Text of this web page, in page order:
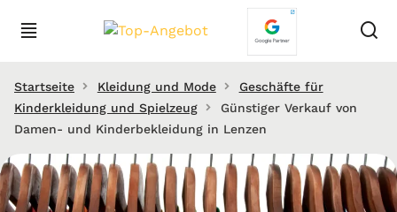
Startseite Kleidung und Mode
Geschäfte für
Kinderkleidung und Spielzeug
Günstiger Verkauf von
Damen- und Kinderbekleidung in Lenzen